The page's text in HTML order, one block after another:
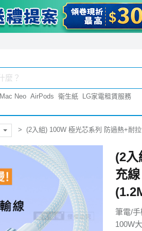
Mac Neo AirPods 衛生紙 LG家電租賃服務
(2入組) 100W 極光芯系列 防過熱+耐
(2入
充
筆電/
100W